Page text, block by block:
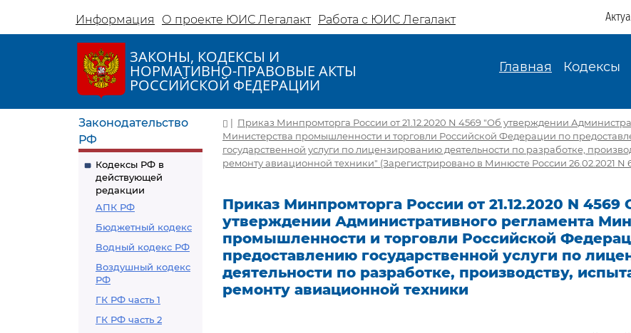
Информация О проекте ЮИС Легалакт Работа с ЮИС Легалакт
ЗАКОНЫ, КОДЕКСЫ И
НОРМАТИВНО-ПРАВОВЫЕ АКТЫ
РОССИЙСКОЙ ФЕДЕРАЦИИ
Главная Кодексы
Законодательство
РФ
Кодексы РФ в
действующей
редакции
АПК РФ
Бюджетный кодекс
Водный кодекс РФ
Воздушный кодекс
РФ
ГК РФ часть 1
ГК РФ часть 2
| Приказ Минпромторга России от 21.12.2020 N 4569 "Об утверждении
Министерства промышленности и торговли Российской Федерации по
государственной услуги по лицензированию деятельности по разработке,
ремонту авиационной техники" (Зарегистрировано в Минюсте России 26.02.2021 N
Приказ Минпромторга России от 21.12.2020 N 4569
утверждении Административного регламента
промышленности и торговли Российской
предоставлению государственной услуги по
деятельности по разработке, производству,
ремонту авиационной техники